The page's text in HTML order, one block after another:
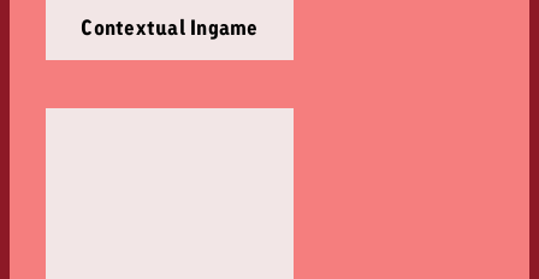
Contextual Ingame